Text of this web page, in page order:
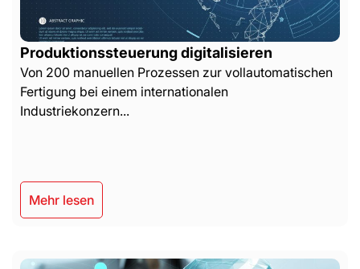
Produktionssteuerung digitalisieren
Von 200 manuellen Prozessen zur vollautomatischen
Fertigung bei einem internationalen
Industriekonzern...
Mehr lesen